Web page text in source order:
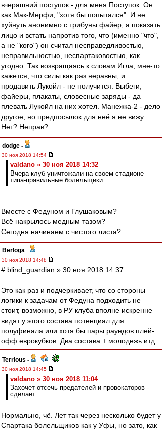
вчерашний поступок - для меня Поступок. Он
как Мак-Мерфи, "хотя бы попытался". И не
хуйнуть анонимно с трибуны файер, а показать
лицо и встать напротив того, что (именно "что",
а не "кого") он считал несправедливостью,
неправильностью, неспартаковостью, как
угодно. Так возвращаясь к словам Игла, мне-то
кажется, что силы как раз неравны, и
продавить Лукойл - не получится. Выбеги,
файеры, плакаты, словесные заряды - да
плевать Лукойл на них хотел. Манежка-2 - дело
другое, но предпосылок для неё я не вижу.
Нет? Неправ?
dodge -
30 ноя 2018 14:54
valdano » 30 ноя 2018 14:32
Вчера клуб уничтожали на своем стадионе
типа-правильные болельщики.
Вместе с Федуном и Глушаковым?
Всё накрылось медным тазом?
Сегодня начинаем с чистого листа?
Berloga -
30 ноя 2018 14:48
# blind_guardian » 30 ноя 2018 14:37
Это как раз и подчеркивает, что со стороны
логики к задачам от Федуна подходить не
стоит, возможно, в РУ клуба вполне искренне
видят у этого состава потенциал для
полуфинала или хотя бы пары раундов плей-
офф еврокубков. Два состава + молодежь итд.
Terrious -
30 ноя 2018 14:45
valdano » 30 ноя 2018 11:04
Захочет отсечь предателей и провокаторов -
сделает.
Нормально, чё. Лет так через несколько будет у
Спартака болельщиков как у Уфы, но зато, как